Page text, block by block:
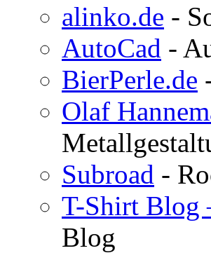
alinko.de -
AutoCad -
BierPerle.de
Olaf
Subroad -
T-Shirt Blog
Blog